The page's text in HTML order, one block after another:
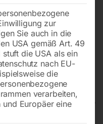
zur
Sie auch in die
USA gemäß Art. 49
stuft die USA als ein
nach EU-
die
verarbeiten,
Europäer eine